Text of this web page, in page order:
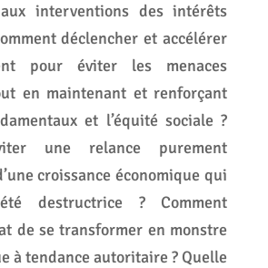
interventions des intérêts
déclencher et accélérer
pour éviter les menaces
en maintenant et renforçant
et l’équité sociale ?
une relance purement
croissance économique qui
destructrice ? Comment
de se transformer en monstre
à tendance autoritaire ? Quelle